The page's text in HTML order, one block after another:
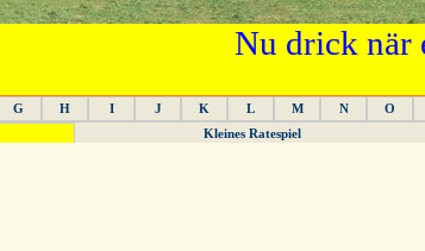
Nu drick när
G H I J K L M N O
Kleines Ratespiel